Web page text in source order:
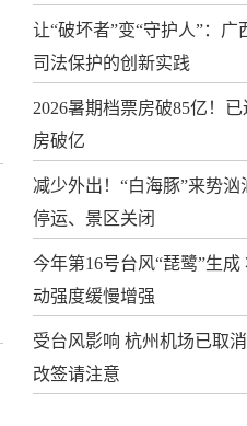
让“破坏者”变“守护人”：广
司法保护的创新实践
2026暑期档票房破85亿！
房破亿
减少外出！“白海豚”来势
停运、景区关闭
今年第16号台风“琵鹭”生
动强度缓慢增强
受台风影响 杭州机场已取
改签请注意